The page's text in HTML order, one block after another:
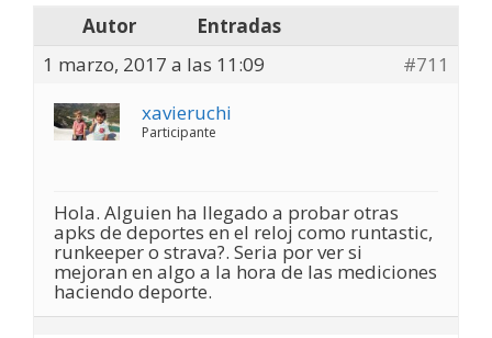
Autor
Entradas
1 marzo, 2017 a las 11:09
#711
xavieruchi
Participante
Hola. Alguien ha llegado a probar otras
apks de deportes en el reloj como runtastic,
runkeeper o strava?. Seria por ver si
mejoran en algo a la hora de las mediciones
haciendo deporte.